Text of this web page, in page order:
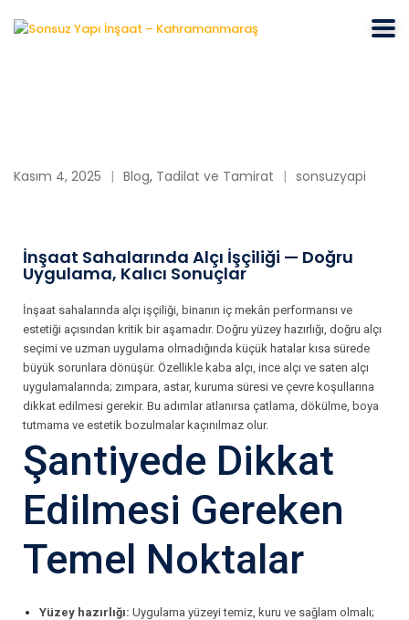
Kasım 4, 2025 Blog, Tadilat ve Tamirat sonsuzyapi
İnşaat Sahalarında Alçı İşçiliği — Doğru
Uygulama, Kalıcı Sonuçlar
İnşaat sahalarında alçı işçiliği, binanın iç mekân performansı ve
estetiği açısından kritik bir aşamadır. Doğru yüzey hazırlığı, doğru alçı
seçimi ve uzman uygulama olmadığında küçük hatalar kısa sürede
büyük sorunlara dönüşür. Özellikle kaba alçı, ince alçı ve saten alçı
uygulamalarında; zımpara, astar, kuruma süresi ve çevre koşullarına
dikkat edilmesi gerekir. Bu adımlar atlanırsa çatlama, dökülme, boya
tutmama ve estetik bozulmalar kaçınılmaz olur.
Şantiyede Dikkat
Edilmesi Gereken
Temel Noktalar
Yüzey hazırlığı: Uygulama yüzeyi temiz, kuru ve sağlam olmalı;